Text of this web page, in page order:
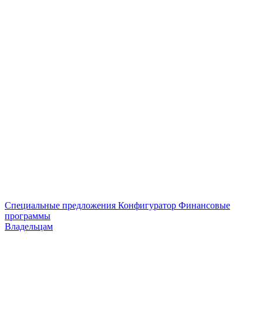
Специальные предложения Конфигуратор Финансовые
программы
Владельцам